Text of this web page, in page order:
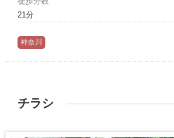
21分
神奈川
チラシ